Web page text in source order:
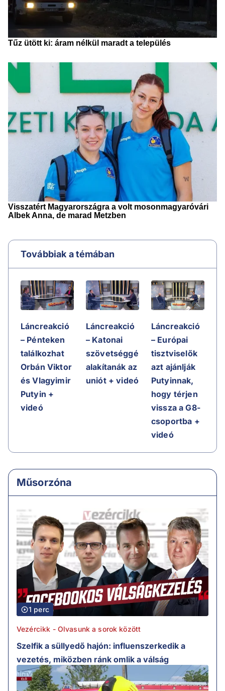
Továbbiak a témában
Láncreakció
– Pénteken
találkozhat
Orbán Viktor
és Vlagyimir
Putyin +
videó
Láncreakció
– Katonai
szövetséggé
alakítanák az
uniót + videó
Láncreakció
– Európai
tisztviselők
azt ajánlják
Putyinnak,
hogy térjen
vissza a G8-
csoportba +
videó
Műsorzóna
1 perc
Vezércikk - Olvasunk a sorok között
Szelfik a süllyedő hajón: influenszerkedik a
vezetés, miközben ránk omlik a válság